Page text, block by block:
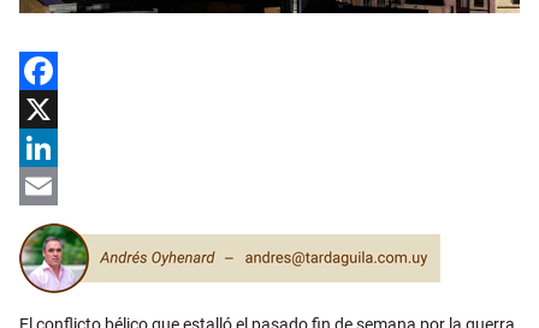
Facebook
X
LinkedIn
Email